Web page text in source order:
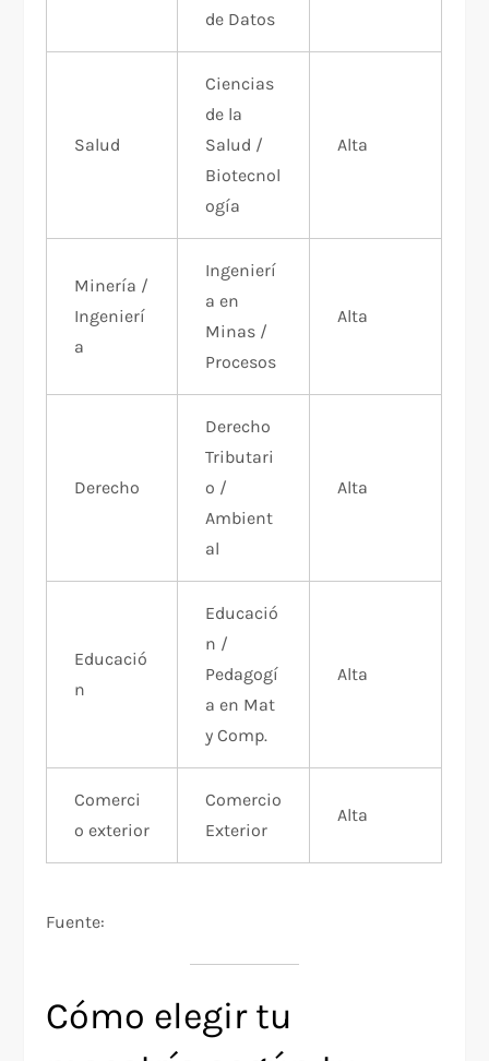
de Datos
Salud
Ciencias
de la
Salud /
Biotecnol
ogía
Alta
Minería /
Ingenierí
a
Ingenierí
a en
Minas /
Procesos
Alta
Derecho
Derecho
Tributari
o /
Ambient
al
Alta
Educació
n
Educació
n /
Pedagogí
a en Mat
y Comp.
Alta
Comerci
o exterior
Comercio
Exterior
Alta
Fuente:
Cómo elegir tu